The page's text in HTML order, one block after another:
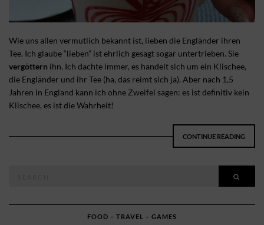
Wie uns allen vermutlich bekannt ist, lieben die Engländer ihren
Tee. Ich glaube “lieben” ist ehrlich gesagt sogar untertrieben. Sie
vergöttern ihn. Ich dachte immer, es handelt sich um ein Klischee,
die Engländer und ihr Tee (ha, das reimt sich ja). Aber nach 1,5
Jahren in England kann ich ohne Zweifel sagen: es ist definitiv kein
Klischee, es ist die Wahrheit!
CONTINUE READING
FOOD – TRAVEL – GAMES